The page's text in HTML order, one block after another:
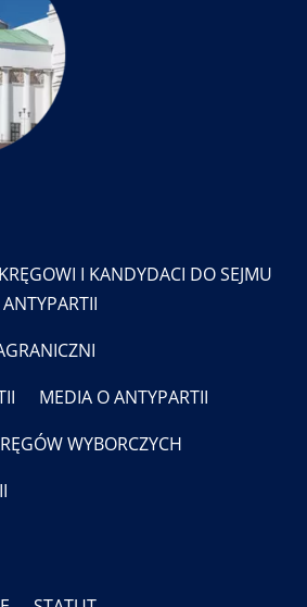
I KANDYDACI DO SEJMU
MEDIA O ANTYPARTII
WYBORCZYCH